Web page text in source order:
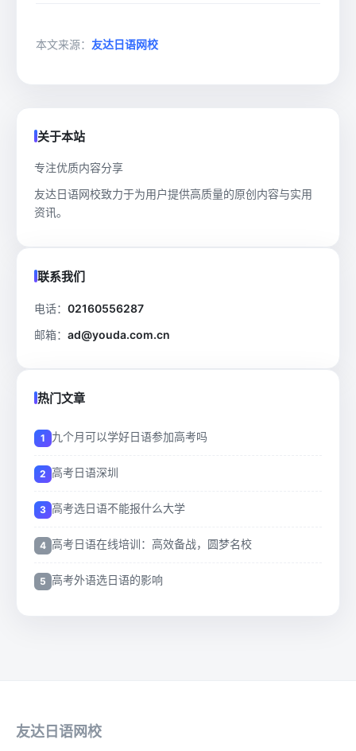
本文来源： 友达日语网校
关于本站
专注优质内容分享
友达日语网校致力于为用户提供高质量的原创内容与实用
资讯。
联系我们
电话： 02160556287
邮箱： ad@youda.com.cn
热门文章
九个月可以学好日语参加高考吗
高考日语深圳
高考选日语不能报什么大学
高考日语在线培训：高效备战，圆梦名校
高考外语选日语的影响
友达日语网校